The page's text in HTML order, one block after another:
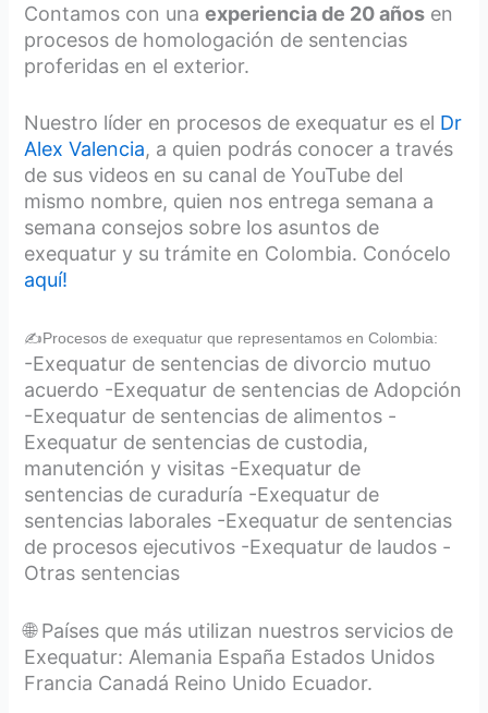
Contamos con unaexperiencia de 20 años en
procesos de homologación de sentencias
proferidas en el exterior.
Nuestro líder en procesos de exequatur es el Dr
Alex Valencia, a quien podrás conocer a través
de sus videos en su canal de YouTube del
mismo nombre, quien nos entrega semana a
semana consejos sobre los asuntos de
exequatur y su trámite en Colombia. Conócelo
aquí!
✍Procesos de exequatur que representamos en Colombia:
-Exequatur de sentencias de divorcio mutuo
acuerdo -Exequatur de sentencias de Adopción
-Exequatur de sentencias de alimentos -
Exequatur de sentencias de custodia,
manutención y visitas -Exequatur de
sentencias de curaduría -Exequatur de
sentencias laborales -Exequatur de sentencias
de procesos ejecutivos -Exequatur de laudos -
Otras sentencias
🌐 Países que más utilizan nuestros servicios de
Exequatur: Alemania España Estados Unidos
Francia Canadá Reino Unido Ecuador.